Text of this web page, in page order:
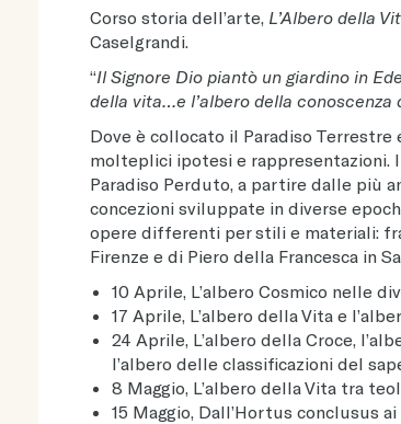
Corso storia dell’arte, L’Albero della
Caselgrandi.
“Il Signore Dio piantò un giardino in
della vita…e l’albero della conoscenza
Dove è collocato il Paradiso
molteplici ipotesi e rappresentazioni.
Paradiso Perduto, a partire dalle più
concezioni sviluppate in diverse
opere differenti per stili e materiali:
Firenze e di Piero della Francesca in
10 Aprile, L’albero Cosmico nelle
17 Aprile, L’albero della Vita e
24 Aprile, L’albero della Croce,
l’albero delle classificazioni del
8 Maggio, L’albero della Vita tra
15 Maggio, Dall’Hortus conclusus